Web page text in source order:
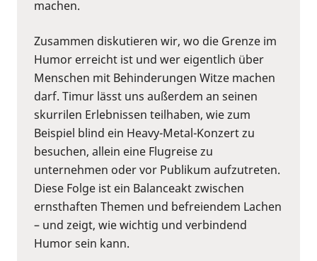
machen.
Zusammen diskutieren wir, wo die Grenze im
Humor erreicht ist und wer eigentlich über
Menschen mit Behinderungen Witze machen
darf. Timur lässt uns außerdem an seinen
skurrilen Erlebnissen teilhaben, wie zum
Beispiel blind ein Heavy-Metal-Konzert zu
besuchen, allein eine Flugreise zu
unternehmen oder vor Publikum aufzutreten.
Diese Folge ist ein Balanceakt zwischen
ernsthaften Themen und befreiendem Lachen
– und zeigt, wie wichtig und verbindend
Humor sein kann.